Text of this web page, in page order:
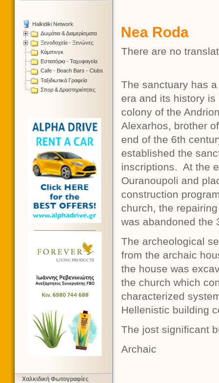
Halkidiki Network
Δωμάτια & Διαμερίσματα
Ξενοδοχεία - Ξενώνες
Κάμπινγκ
Εστιατόρια - Ταχυφαγεία
Cafe - Beach Bars - Clubs
Ταξιδιωτικά Γραφεία
Σπορ & Δραστηριότητες
Χαλκιδική Φωτογραφίες
Nea Roda
There are no
The sanctuary has
era and its history
colony of the
Alexarhos, brother
end of the 6th
established the
inscriptions. At the
Ouranoupoli and
construction
church, the
was abandoned the
The archeological
from the archaic
the house was
the church which
characterized
Hellenistic building
The jost significant
Archaic